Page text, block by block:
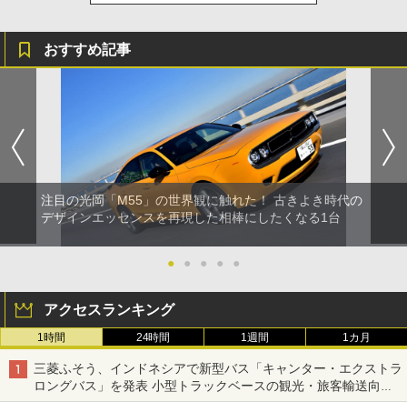
おすすめ記事
注目の光岡「M55」の世界観に触れた！ 古きよき時代の
デザインエッセンスを再現した相棒にしたくなる1台
● ● ● ● ●
アクセスランキング
1時間 24時間 1週間 1カ月
三菱ふそう、インドネシアで新型バス「キャンター・エクストラ
ロングバス」を発表 小型トラックベースの観光・旅客輸送向け